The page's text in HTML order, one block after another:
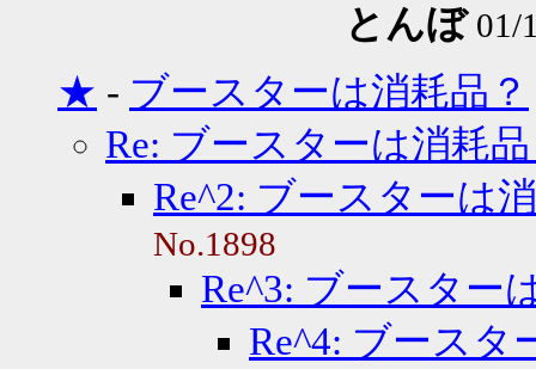
とんぼ 01/
★ - ブースターは消耗品？
Re: ブースターは消耗
Re^2: ブースターは
No.1898
Re^3: ブースター
Re^4: ブースタ